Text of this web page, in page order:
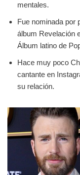
mentales.
Fue nominada por
álbum Revelación
Álbum latino de
Hace muy poco
cantante en
su relación.